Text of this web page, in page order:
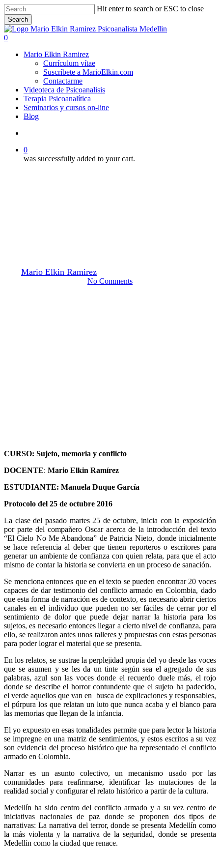
Skip
to
main
content
Hit enter to search or ESC to close
Search
Close
Search
search
0
Mario Elkin Ramirez
Currículum vítae
Suscríbete a MarioElkin.com
Contactarme
Videoteca de Psicoanalisis
Terapia Psicoanalítica
Seminarios y cursos on-line
Blog
0
was successfully added to your cart.
Mario Elkin Ramirez
No Comments
CURSO: Sujeto, memoria y conflicto
DOCENTE: Mario Elkin Ramírez
ESTUDIANTE: Manuela Duque García
Protocolo del 25 de octubre 2016
La clase del pasado martes 25 de octubre, inicia con la exposición
por parte del compañero Oscar acerca de la introducción del texto
“El Cielo No Me Abandona” de Patricia Nieto, donde inicialmente
se hace referencia al deber que tienen reporteros o escritores para
generar un ambiente de confianza con quien relata, para que el acto
mismo de contar la historia se convierta en un proceso de sanación.
Se menciona entonces que en el texto se pueden encontrar 20 voces
capaces de dar testimonio del conflicto armado en Colombia, dado
que esta forma de narración es de contexto, es necesario abrir ciertos
canales en el individuo que pueden no ser fáciles de cerrar por el
sentimiento de dolor que puede dejar narrar la historia para los
sujetos, es necesario entonces llegar a cierto nivel de confianza, para
ello, se realizaron antes unos talleres y propuestas con estas personas
para poder lograr el material que se presenta.
En los relatos, se sustrae la perplejidad propia del yo desde las voces
que se asumen y se les da un tinte según sea el agregado de sus
palabras, azul son las voces donde el recuerdo duele más, el rojo
donde se describe el horror contundente que el sujeto ha padecido,
el verde aquellos que van en busca de explicaciones y responsables,
el púrpura los que relatan un luto que nunca acaba y el blanco para
las memorias que llegan de la infancia.
El yo expuesto en esas tonalidades permite que para lector la historia
se impregne en una matriz de sentimientos, y estos escritos a su vez
son evidencia del proceso histórico que ha representado el conflicto
armado en Colombia.
Narrar es un asunto colectivo, un mecanismo usado por las
comunidades para reafirmarse, identificar las mutaciones de la
realidad social y configurar el relato histórico a partir de la cultura.
Medellín ha sido centro del conflicto armado y a su vez centro de
iniciativas nacionales de paz donde se proponen dos tipos de
narrativas: La narrativa del terror, donde se presenta Medellín como
la más violenta y la narrativa de la seguridad, donde se presenta
Medellín como la ciudad que renace.